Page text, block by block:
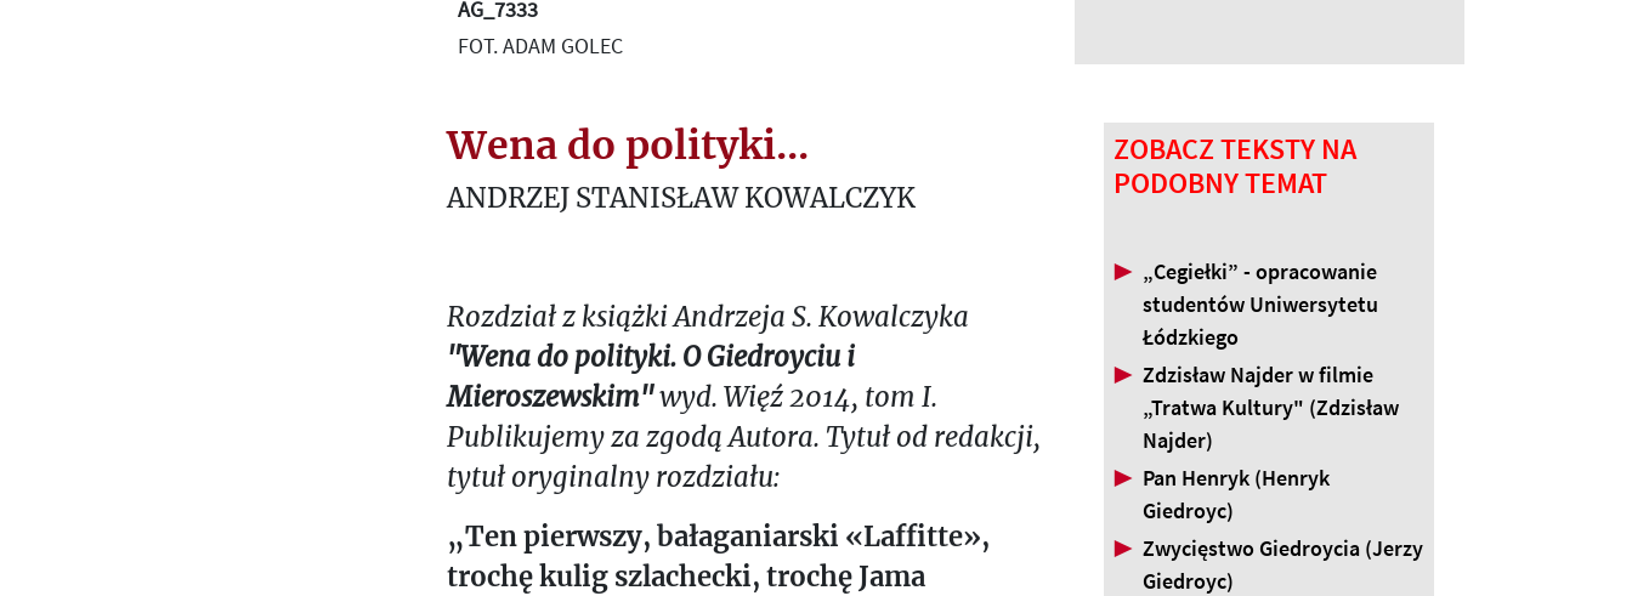
AG_7333
FOT. ADAM GOLEC
Wena do polityki...
ANDRZEJ STANISŁAW KOWALCZYK
Rozdział z książki Andrzeja S. Kowalczyka
"Wena do polityki. O Giedroyciu i
Mieroszewskim"wyd. Więź 2014, tom I.
Publikujemy za zgodą Autora. Tytuł od redakcji,
tytuł oryginalny rozdziału:
„Ten pierwszy, bałaganiarski «Laffitte»,
trochę ku­lig szlachecki, trochę Jama
ZOBACZ TEKSTY NA
PODOBNY TEMAT
▶ „Cegiełki” - opracowanie
studentów Uniwersytetu
Łódzkiego
▶ Zdzisław Najder w filmie
„Tratwa Kultury" (Zdzisław
Najder)
▶ Pan Henryk (Henryk
Giedroyc)
▶ Zwycięstwo Giedroycia (Jerzy
Giedroyc)